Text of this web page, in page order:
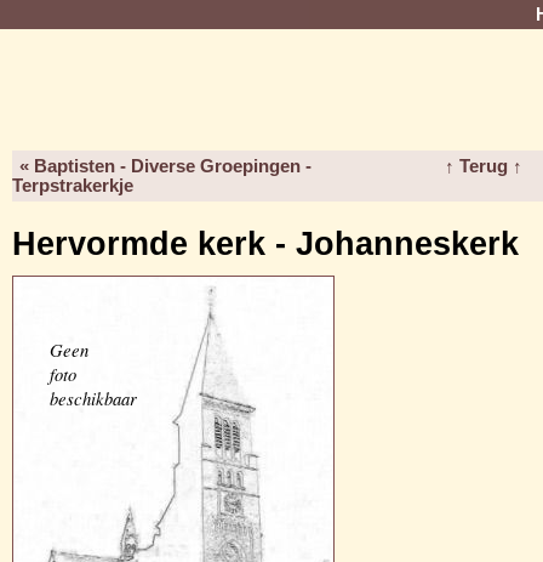
« Baptisten - Diverse Groepingen -
Terpstrakerkje
↑ Terug ↑
Hervormde kerk - Johanneskerk
Geen
foto
beschikbaar